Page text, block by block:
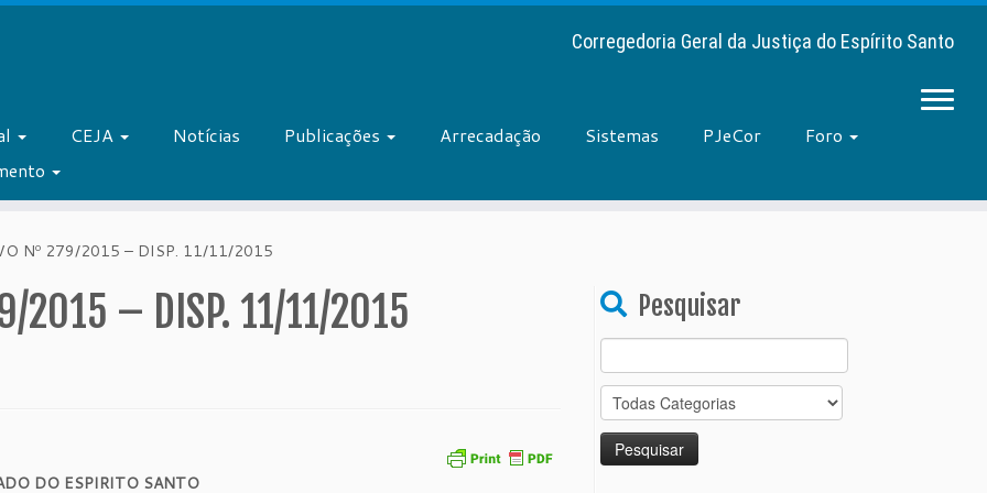
Corregedoria Geral da Justiça do Espírito Santo
CEJA Notícias Publicações Arrecadação Sistemas PJeCor
Foro
Nº 279/2015 – DISP. 11/11/2015
2015 – DISP. 11/11/2015
DO ESPIRITO SANTO
Pesquisar
for: